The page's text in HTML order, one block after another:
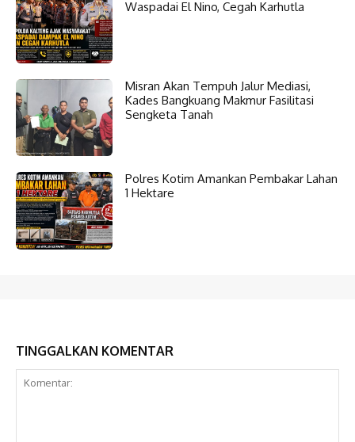
Waspadai El Nino, Cegah Karhutla
Misran Akan Tempuh Jalur Mediasi,
Kades Bangkuang Makmur Fasilitasi
Sengketa Tanah
Polres Kotim Amankan Pembakar Lahan
1 Hektare
TINGGALKAN KOMENTAR